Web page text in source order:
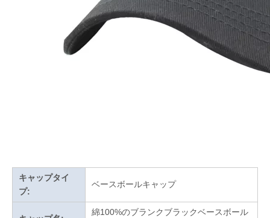
キャップタイ
プ:
ベースボールキャップ
綿100%のブランクブラックベースボール